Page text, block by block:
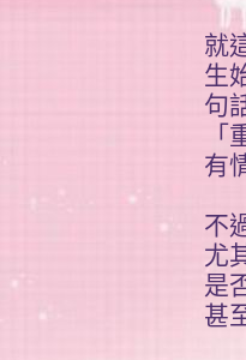
就
生
句
有
不
尤
是
甚